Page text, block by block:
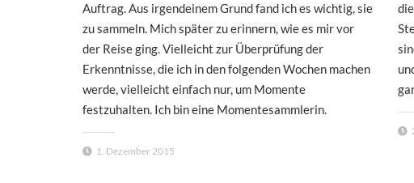
Auftrag. Aus irgendeinem Grund fand ich es wichtig, sie
zu sammeln. Mich später zu erinnern, wie es mir vor
der Reise ging. Vielleicht zur Überprüfung der
Erkenntnisse, die ich in den folgenden Wochen machen
werde, vielleicht einfach nur, um Momente
festzuhalten. Ich bin eine Momentesammlerin.
1. Dezember 2015